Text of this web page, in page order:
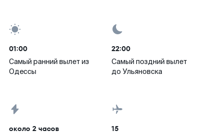
01:00
Самый ранний вылет из
Одессы
22:00
Самый поздний вылет
до Ульяновска
около 2 часов 15